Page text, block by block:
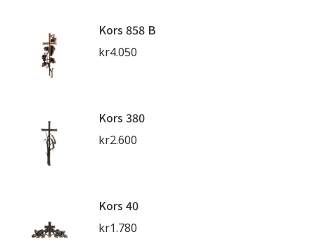
Kors 858 B
kr4.050
Kors 380
kr2.600
Kors 40
kr1.780